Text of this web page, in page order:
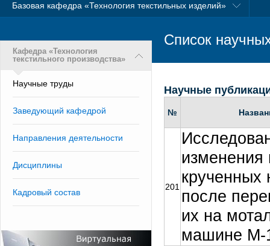
Базовая кафедра «Технология текстильных изделий»
Кафедра «Технология
текстильного производства»
Научные труды
Заведующий кафедрой
Направления деятельности
Дисциплины
Кадровый состав
Список
Научные
№
201
изменения
крученных
после
их на
машине М-